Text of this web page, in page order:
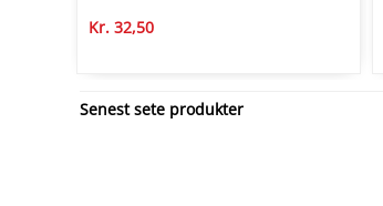
Kr. 32,50
Senest sete produkter